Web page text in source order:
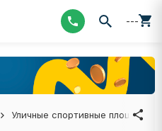
---
Уличные спортивные площадки